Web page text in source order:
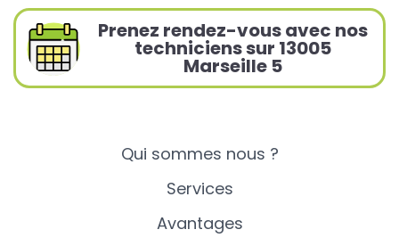
Prenez rendez-vous avec nos
techniciens sur 13005
Marseille 5
Qui sommes nous ?
Services
Avantages